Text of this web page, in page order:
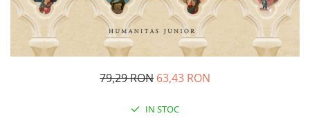
Invatarea limbilor straine
Liceu
Povesti si povestiri
Activitati si jocuri pentru copii
79,29 RON 63,43 RON
IN STOC